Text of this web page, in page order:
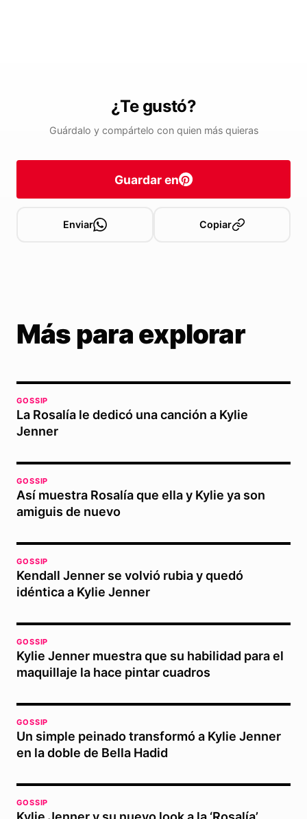
¿Te gustó?
Guárdalo y compártelo con quien más quieras
Guardar en
Enviar Copiar
Más para explorar
GOSSIP
La Rosalía le dedicó una canción a Kylie
Jenner
GOSSIP
Así muestra Rosalía que ella y Kylie ya son
amiguis de nuevo
GOSSIP
Kendall Jenner se volvió rubia y quedó
idéntica a Kylie Jenner
GOSSIP
Kylie Jenner muestra que su habilidad para el
maquillaje la hace pintar cuadros
GOSSIP
Un simple peinado transformó a Kylie Jenner
en la doble de Bella Hadid
GOSSIP